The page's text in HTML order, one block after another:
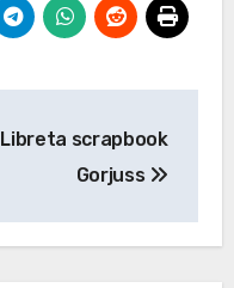
Libreta scrapbook
Gorjuss